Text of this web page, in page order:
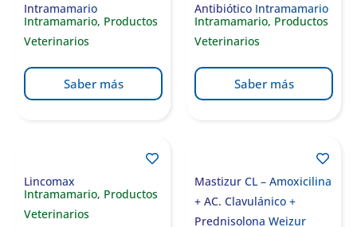
Intramamario
Intramamario, Productos
Veterinarios
Saber más
Antibiótico Intramamario
Intramamario, Productos
Veterinarios
Saber más
Lincomax
Intramamario, Productos
Veterinarios
Mastizur CL – Amoxicilina
+ AC. Clavulánico +
Prednisolona Weizur